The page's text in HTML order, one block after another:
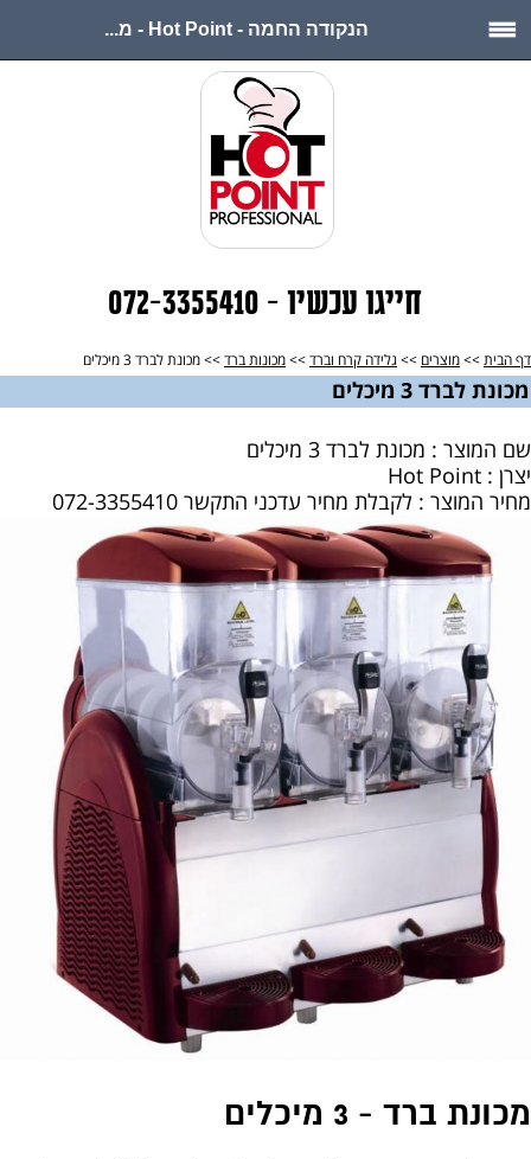
הנקודה החמה - Hot Point - מ...
חייגו עכשיו - 072-3355410
דף הבית >> מוצרים >> גלידה קרח וברד >> מכונות ברד >> מכונת לברד 3 מיכלים
מכונת לברד 3 מיכלים
שם המוצר : מכונת לברד 3 מיכלים
יצרן : Hot Point
מחיר המוצר : לקבלת מחיר עדכני התקשר 072-3355410
מכונת ברד - 3 מיכלים